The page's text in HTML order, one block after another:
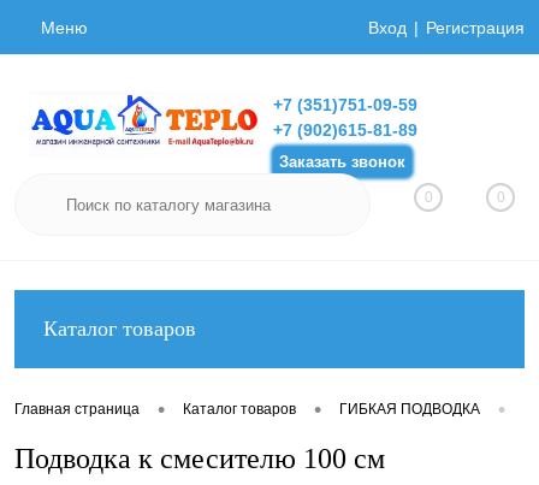
Меню Вход Регистрация
+7 (351)751-09-59
+7 (902)615-81-89
Заказать звонок
0 0
Каталог товаров
Главная страница • Каталог товаров • ГИБКАЯ ПОДВОДКА •
Подводка к смесителю 100 см